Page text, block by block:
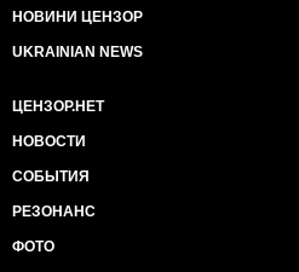
НОВИНИ ЦЕНЗОР
UKRAINIAN NEWS
ЦЕНЗОР.НЕТ
НОВОСТИ
СОБЫТИЯ
РЕЗОНАНС
ФОТО